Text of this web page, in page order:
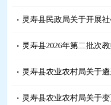
灵寿县民政局关于开展
灵寿县2026年第二批次
灵寿县农业农村局关于
灵寿县农业农村局关于